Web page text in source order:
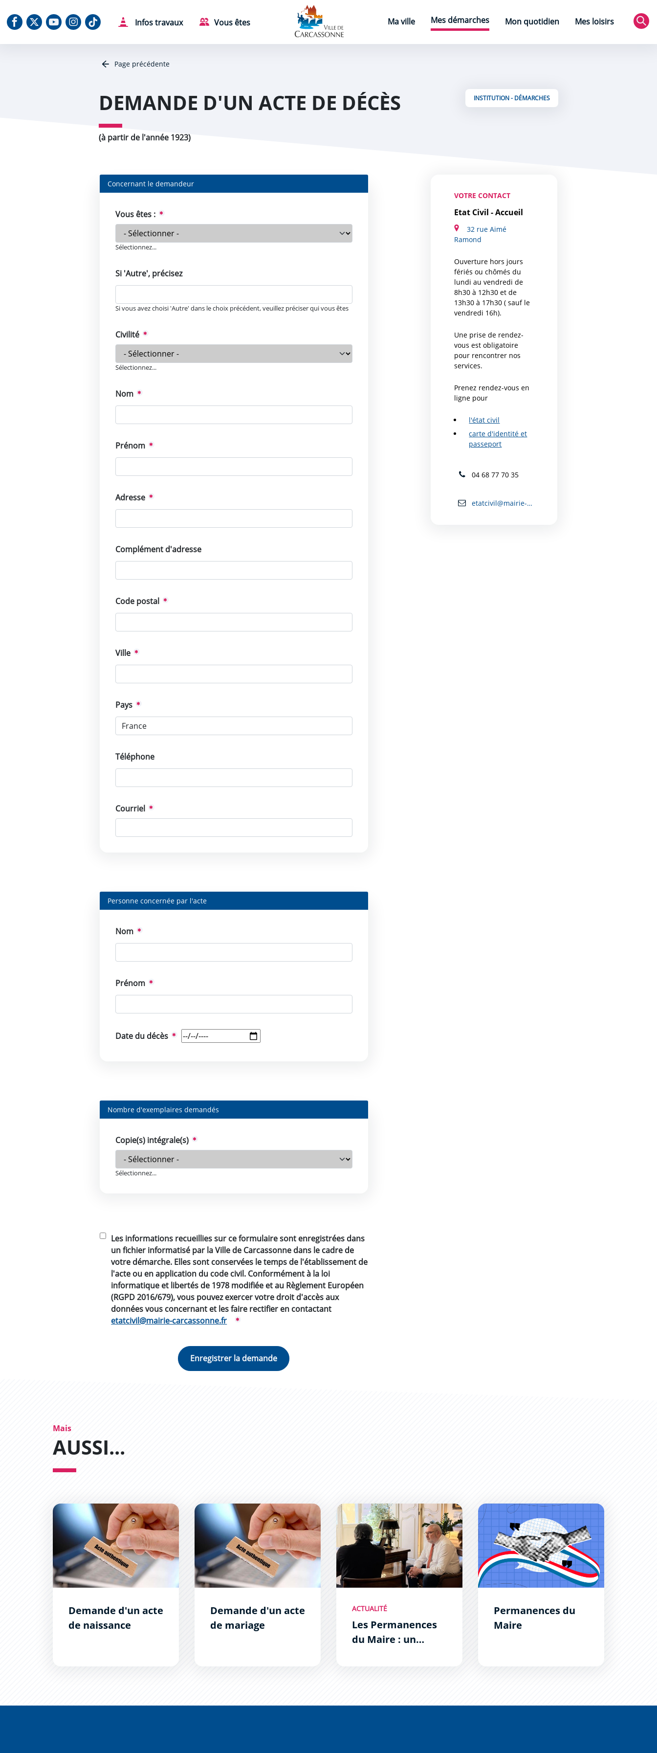
Notre Facebook
Notre X (Twitter)
Notre chaine Youtube
Notre Instagram
Notre TiktokInfos travaux Vous êtes
Page d'accueil
Ma ville
Mes démarches Mon quotidien
Mes loisirs
Page précédente
DEMANDE D'UN ACTE DE DÉCÈS
(à partir de l'année 1923)
INSTITUTION - DÉMARCHES
Concernant le demandeur
Vous êtes :
Sélectionnez...
Si 'Autre', précisez
Si vous avez choisi 'Autre' dans le choix précédent, veuillez préciser qui vous êtes
Civilité
Sélectionnez...
Nom
Prénom
Adresse
Complément d'adresse
Code postal
Ville
Pays
Téléphone
Courriel
Personne concernée par l'acte
Nom
Prénom
Date du décès
Nombre d'exemplaires demandés
Copie(s) intégrale(s)
Sélectionnez...
Les informations recueillies sur ce formulaire sont enregistrées dans
un fichier informatisé par la Ville de Carcassonne dans le cadre de
votre démarche. Elles sont conservées le temps de l'établissement de
l'acte ou en application du code civil. Conformément à la loi
informatique et libertés de 1978 modifiée et au Règlement Européen
(RGPD 2016/679), vous pouvez exercer votre droit d'accès aux
données vous concernant et les faire rectifier en contactant
etatcivil@mairie-carcassonne.fr
VOTRE CONTACT
Etat Civil - Accueil
32 rue Aimé
Ramond
Ouverture hors jours
fériés ou chômés du
lundi au vendredi de
8h30 à 12h30 et de
13h30 à 17h30 ( sauf le
vendredi 16h).
Une prise de rendez-
vous est obligatoire
pour rencontrer nos
services.
Prenez rendez-vous en
ligne pour
l'état civil
carte d'identité et
passeport
04 68 77 70 35
etatcivil@mairie-carcassonne.fr
Mais
AUSSI...
Demande d&#039;un acte de naissance
Demande d'un acte
de naissance
Demande d&#039;un acte de mariage
Demande d'un acte
de mariage
Les Permanences du Maire : un succès !
ACTUALITÉ
Les Permanences
du Maire : un
Permanences du Maire
Permanences du
Maire